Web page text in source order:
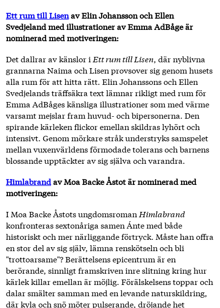
Ett rum till Lisenav Elin Johansson och Ellen
Svedjeland med illustrationer av Emma AdBåge är
nominerad med motiveringen:
Det dallrar av känslor i Ett rum till Lisen, där nyblivna
grannarna Naima och Lisen provsover sig genom husets
alla rum för att hitta rätt. Elin Johanssons och Ellen
Svedjelands träffsäkra text lämnar rikligt med rum för
Emma AdBåges känsliga illustrationer som med värme
varsamt mejslar fram huvud- och bipersonerna. Den
spirande kärleken flickor emellan skildras lyhört och
intensivt. Genom mörkare stråk understryks samspelet
mellan vuxenvärldens förmodade tolerans och barnens
blossande upptäckter av sig själva och varandra.
Himlabrandav Moa Backe Åstot är nominerad med
motiveringen:
I Moa Backe Åstots ungdomsroman Himlabrand
konfronteras sextonåriga samen Ánte med både
historiskt och mer närliggande förtryck. Måste han offra
en stor del av sig själv, lämna renskötseln och bli
"trottoarsame"? Berättelsens epicentrum är en
berörande, sinnligt framskriven inre slitning kring hur
kärlek killar emellan är möjlig. Förälskelsens toppar och
dalar smälter samman med en levande naturskildring,
där kyla och snö möter pulserande, dröjande het